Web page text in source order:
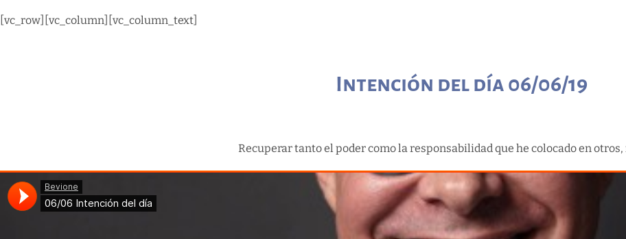
[vc_row][vc_column][vc_column_text]
Intención del día 06/06/19
Recuperar tanto el poder como la responsabilidad que he colocado en otros,